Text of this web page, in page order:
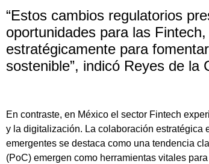
“Estos cambios regulatorios
oportunidades para las
estratégicamente para
sostenible”, indicó Reyes de la
En contraste, en México el sector Fintech
y la digitalización. La colaboración estratégica
emergentes se destaca como una tendencia
(PoC) emergen como herramientas vitales